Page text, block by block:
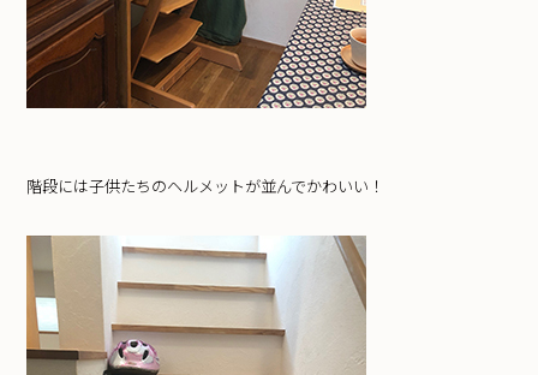
階段には子供たちのヘルメットが並んでかわいい！